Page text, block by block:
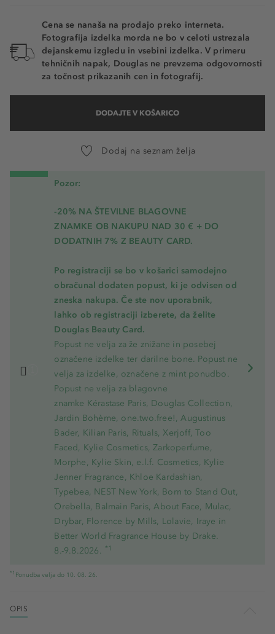
Cena se nanaša na prodajo preko interneta.
Fotografija izdelka morda ne bo v celoti ustrezala
dejanskemu izgledu in vsebini izdelka. V primeru
tehničnih napak, Douglas ne prevzema odgovornosti
za točnost prikazanih cen in fotografij.
DODAJTE V KOŠARICO
Dodaj na seznam želja
Pozor:
-20% NA ŠTEVILNE BLAGOVNE
ZNAMKE OB NAKUPU NAD 30 € + DO
DODATNIH 7% Z BEAUTY CARD.
Po registraciji se bo v košarici samodejno
obračunal dodaten popust, ki je odvisen od
zneska nakupa. Če ste nov uporabnik,
lahko ob registraciji izberete, da želite
Douglas Beauty Card.
Popust ne velja za že znižane in posebej
označene izdelke ter darilne bone. Popust ne
velja za izdelke, označene z mint ponudbo.
Popust ne velja za blagovne
znamke Kérastase Paris, Douglas Collection,
Jardin Bohème, one.two.free!, Augustinus
Bader, Kilian Paris, Rituals, Xerjoff, Too
Faced, Kylie Cosmetics, Zarkoperfume,
Morphe, Kylie Skin, e.l.f. Cosmetics, Kylie
Jenner Fragrance, Khloe Kardashian,
Typebea, NEST New York, Born to Stand Out,
Orebella, Balmain Paris, About Face, Mulac,
Drybar, Florence by Mills, Lolavie, Iraye in
Better World Fragrance House by Drake.
8.-9.8.2026. *1
*1 Ponudba velja do 10. 08. 26.
OPIS